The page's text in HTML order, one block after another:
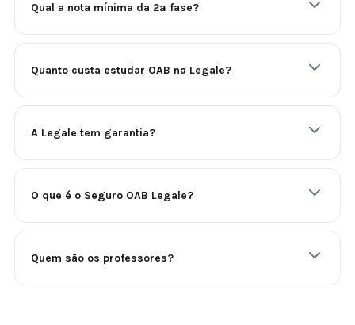
Qual a nota mínima da 2ª fase?
Quanto custa estudar OAB na Legale?
A Legale tem garantia?
O que é o Seguro OAB Legale?
Quem são os professores?